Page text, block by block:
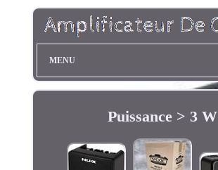
MENU
Puissance > 3 W